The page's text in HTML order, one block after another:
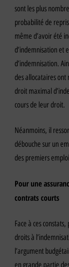
sont les plus
probabilité de
même d’avoir été
d’indemnisation et
d’indemnisation.
des allocataires ont
droit maximal
cours de leur droit.
Néanmoins, il
débouche sur un
des premiers
Pour une
contrats courts
Face à ces
droits à
l’argument
en grande partie